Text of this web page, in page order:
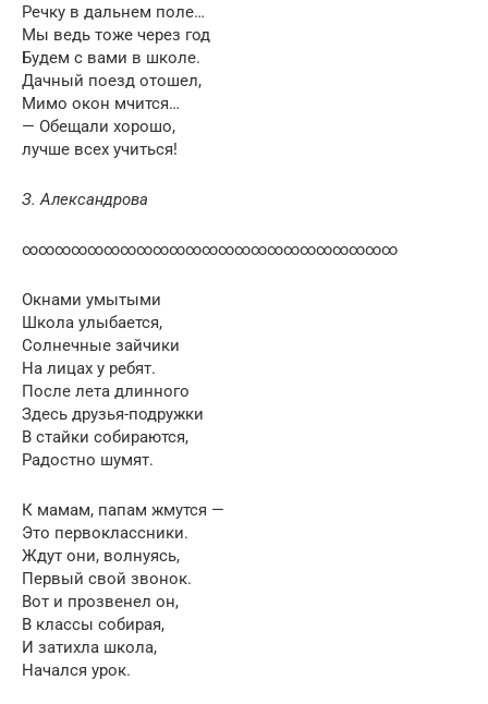
Речку в дальнем поле…
Мы ведь тоже через год
Будем с вами в школе.
Дачный поезд отошел,
Мимо окон мчится…
— Обещали хорошо,
лучше всех учиться!
З. Александрова
∞∞∞∞∞∞∞∞∞∞∞∞∞∞∞∞∞∞∞∞∞∞∞
Окнами умытыми
Школа улыбается,
Солнечные зайчики
На лицах у ребят.
После лета длинного
Здесь друзья-подружки
В стайки собираются,
Радостно шумят.
К мамам, папам жмутся —
Это первоклассники.
Ждут они, волнуясь,
Первый свой звонок.
Вот и прозвенел он,
В классы собирая,
И затихла школа,
Начался урок.